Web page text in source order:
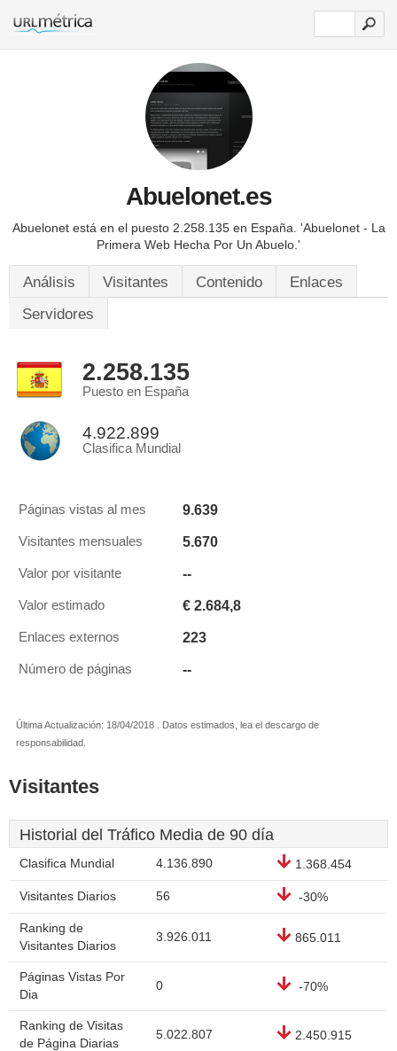
Abuelonet.es
Abuelonet está en el puesto 2.258.135 en España. 'Abuelonet - La
Primera Web Hecha Por Un Abuelo.'
Análisis Visitantes Contenido
Enlaces
Servidores
2.258.135
Puesto en España
4.922.899
Clasifica Mundial
Páginas vistas al mes 9.639
Visitantes mensuales 5.670
Valor por visitante --
Valor estimado € 2.684,8
Enlaces externos 223
Número de páginas --
Última Actualización: 18/04/2018 . Datos estimados, lea el descargo de
responsabilidad.
Visitantes
Historial del Tráfico Media de 90 día
Clasifica Mundial 4.136.890 1.368.454
Visitantes Diarios 56 -30%
Ranking de
Visitantes Diarios
3.926.011 865.011
Páginas Vistas Por
Dia
0 -70%
Ranking de Visitas
de Página Diarias
5.022.807 2.450.915